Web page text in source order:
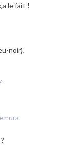
le fait !
noir),